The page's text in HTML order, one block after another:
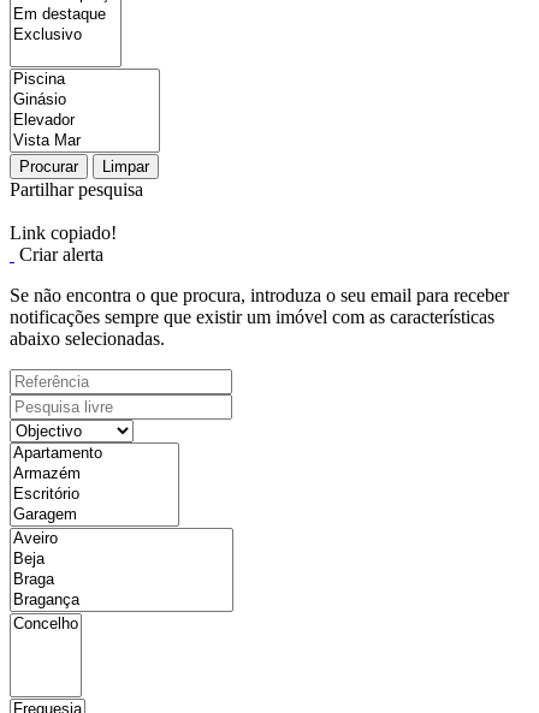
Procurar Limpar
Partilhar pesquisa
Link copiado!
Criar alerta
Se não encontra o que procura, introduza o seu email para receber
notificações sempre que existir um imóvel com as características
abaixo selecionadas.